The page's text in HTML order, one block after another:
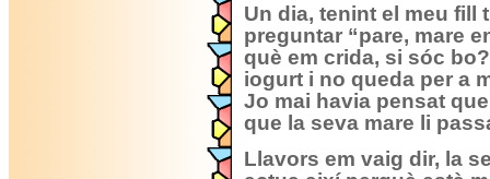
Un dia, tenint el meu fill
preguntar “pare, mare
què em crida, si sóc
iogurt i no queda per a
Jo mai havia pensat
que la seva mare li
Llavors em vaig dir, la